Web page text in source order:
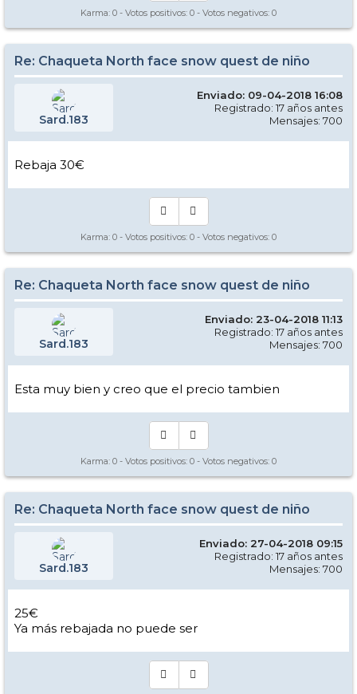
Karma: 0 - Votos positivos: 0 - Votos negativos: 0
Re: Chaqueta North face snow quest de niño
Sard.183
Enviado: 09-04-2018 16:08
Registrado: 17 años antes
Mensajes: 700
Rebaja 30€
Karma: 0 - Votos positivos: 0 - Votos negativos: 0
Re: Chaqueta North face snow quest de niño
Sard.183
Enviado: 23-04-2018 11:13
Registrado: 17 años antes
Mensajes: 700
Esta muy bien y creo que el precio tambien
Karma: 0 - Votos positivos: 0 - Votos negativos: 0
Re: Chaqueta North face snow quest de niño
Sard.183
Enviado: 27-04-2018 09:15
Registrado: 17 años antes
Mensajes: 700
25€
Ya más rebajada no puede ser